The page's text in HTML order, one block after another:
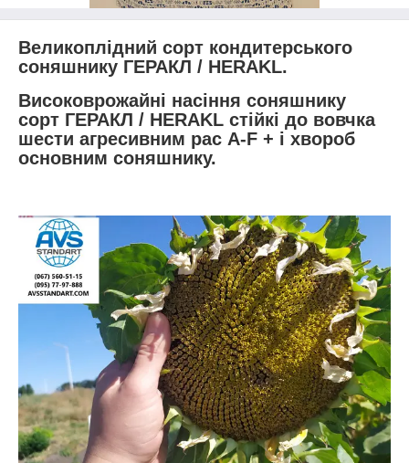
Великоплідний сорт кондитерського
соняшнику ГЕРАКЛ / HERAKL.
Високоврожайні насіння соняшнику
сорт ГЕРАКЛ / HERAKL стійкі до вовчка
шести агресивним рас A-F + і хвороб
основним соняшнику.